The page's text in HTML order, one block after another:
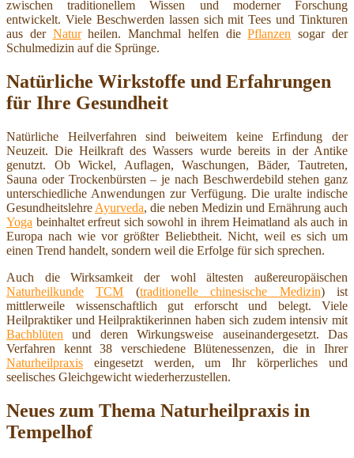
zwischen traditionellem Wissen und moderner Forschung
entwickelt. Viele Beschwerden lassen sich mit Tees und Tinkturen
aus der Naturheilen. Manchmal helfen diePflanzen sogar der
Schulmedizin auf die Sprünge.
Natürliche Wirkstoffe und Erfahrungen
für Ihre Gesundheit
Natürliche Heilverfahren sind beiweitem keine Erfindung der
Neuzeit. Die Heilkraft des Wassers wurde bereits in der Antike
genutzt. Ob Wickel, Auflagen, Waschungen, Bäder, Tautreten,
Sauna oder Trockenbürsten – je nach Beschwerdebild stehen ganz
unterschiedliche Anwendungen zur Verfügung. Die uralte indische
Gesundheitslehre Ayurveda, die neben Medizin und Ernährung auch
Yoga beinhaltet erfreut sich sowohl in ihrem Heimatland als auch in
Europa nach wie vor größter Beliebtheit. Nicht, weil es sich um
einen Trend handelt, sondern weil die Erfolge für sich sprechen.
Auch die Wirksamkeit der wohl ältesten außereuropäischen
Naturheilkunde
TCM (traditionelle chinesische Medizin) ist
mittlerweile wissenschaftlich gut erforscht und belegt. Viele
Heilpraktiker und Heilpraktikerinnen haben sich zudem intensiv mit
Bachblüten und deren Wirkungsweise auseinandergesetzt. Das
Verfahren kennt 38 verschiedene Blütenessenzen, die in Ihrer
Naturheilpraxis eingesetzt werden, um Ihr körperliches und
seelisches Gleichgewicht wiederherzustellen.
Neues zum Thema Naturheilpraxis in
Tempelhof